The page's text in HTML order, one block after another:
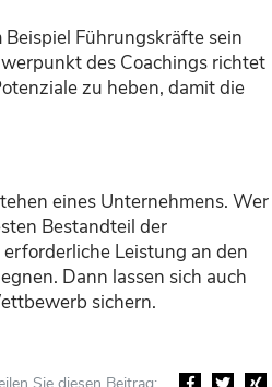
Führungskräfte sein
des Coachings richtet
zu heben, damit die
eines Unternehmens. Wer
Bestandteil der
Leistung an den
Dann lassen sich auch
sichern.